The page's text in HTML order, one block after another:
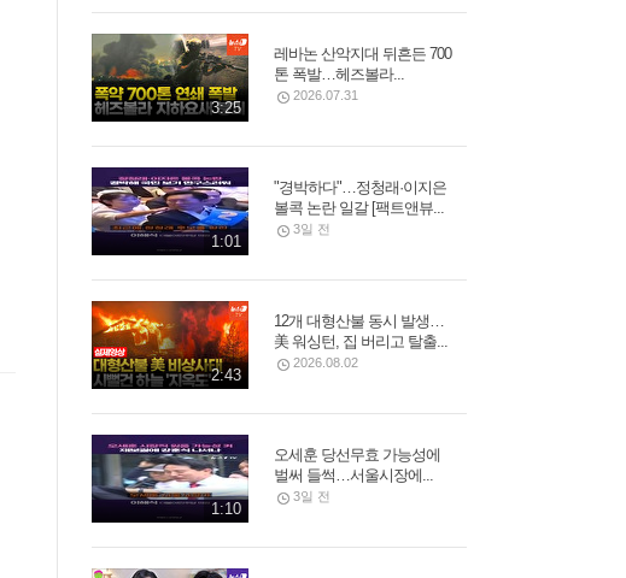
3:25
레바논 산악지대 뒤흔든 700
톤 폭발…헤즈볼라...
2026.07.31
1:01
"경박하다"…정청래·이지은
볼콕 논란 일갈 [팩트앤뷰...
3일 전
2:43
12개 대형산불 동시 발생…
美 워싱턴, 집 버리고 탈출...
2026.08.02
1:10
오세훈 당선무효 가능성에
벌써 들썩…서울시장에...
3일 전